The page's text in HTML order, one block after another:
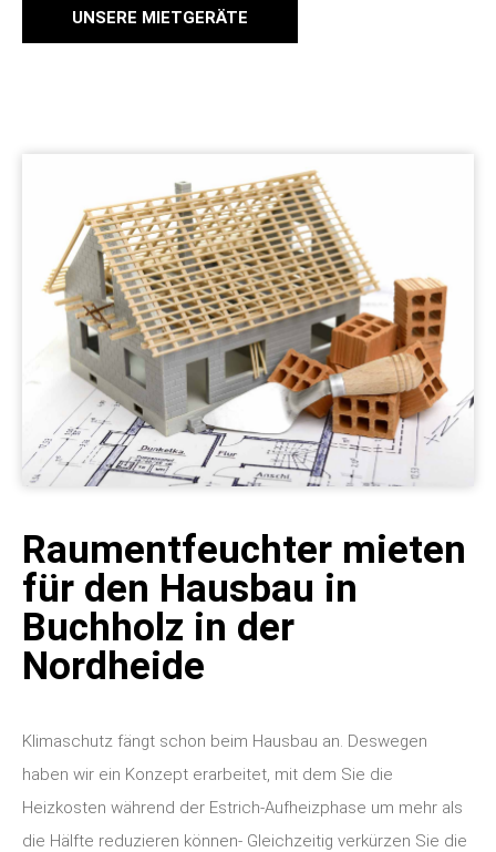
UNSERE MIETGERÄTE
Raumentfeuchter mieten
für den Hausbau in
Buchholz in der
Nordheide
Klimaschutz fängt schon beim Hausbau an. Deswegen
haben wir ein Konzept erarbeitet, mit dem Sie die
Heizkosten während der Estrich-Aufheizphase um mehr als
die Hälfte reduzieren können- Gleichzeitig verkürzen Sie die